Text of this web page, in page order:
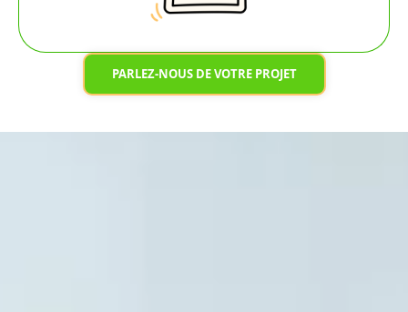
PARLEZ-NOUS DE VOTRE PROJET